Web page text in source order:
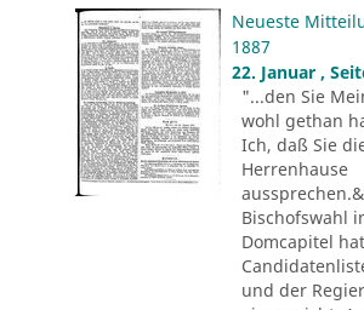
Neueste
1887
22. Januar ,
"...den Sie
wohl gethan
Ich, daß Sie
Herrenhause
Bischofswahl
Domcapitel
und der